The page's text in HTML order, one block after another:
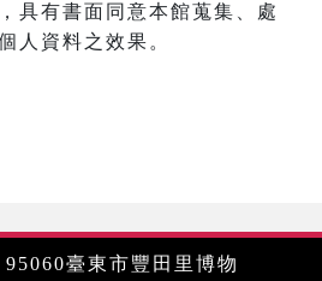
具有書面同意本館蒐集、處
人資料之效果。
臺東市豐田里博物